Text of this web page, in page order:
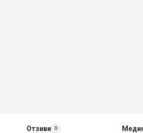
Отзиви 0